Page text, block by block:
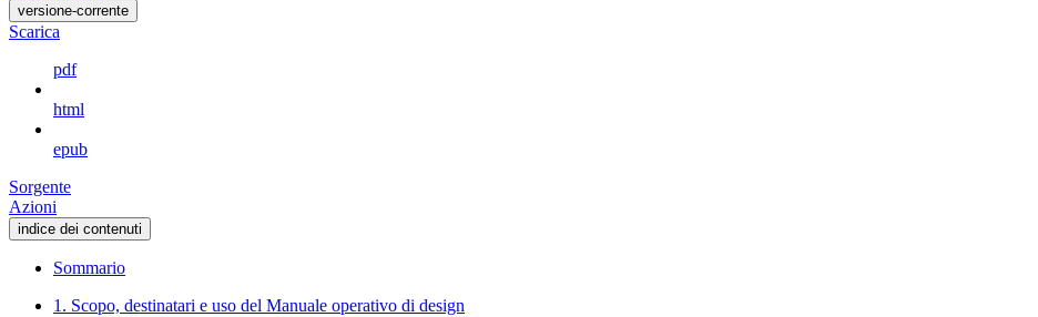
versione-corrente
Scarica
pdf
html
epub
Sorgente
Azioni
indice dei contenuti
Sommario
1. Scopo, destinatari e uso del Manuale operativo di design